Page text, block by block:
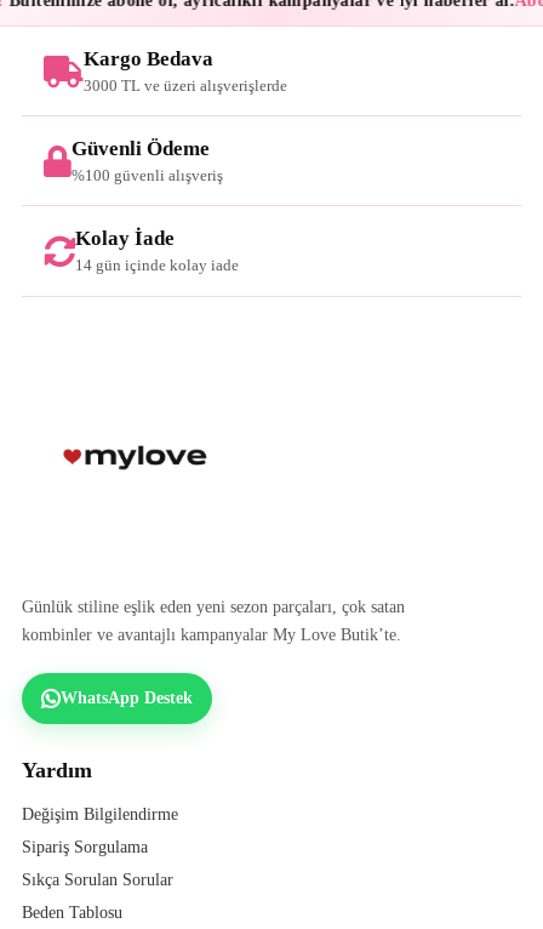
Kargo Bedava
3000 TL ve üzeri alışverişlerde
Güvenli Ödeme
%100 güvenli alışveriş
Kolay İade
14 gün içinde kolay iade
Günlük stiline eşlik eden yeni sezon parçaları, çok satan
kombinler ve avantajlı kampanyalar My Love Butik’te.
WhatsApp Destek
Yardım
Değişim Bilgilendirme
Sipariş Sorgulama
Sıkça Sorulan Sorular
Beden Tablosu